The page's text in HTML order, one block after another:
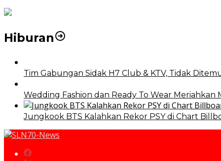
Hiburan
Tim Gabungan Sidak H7 Club & KTV, Tidak
Wedding Fashion dan Ready To Wear Meriahkan
Jungkook BTS Kalahkan Rekor PSY di Chart